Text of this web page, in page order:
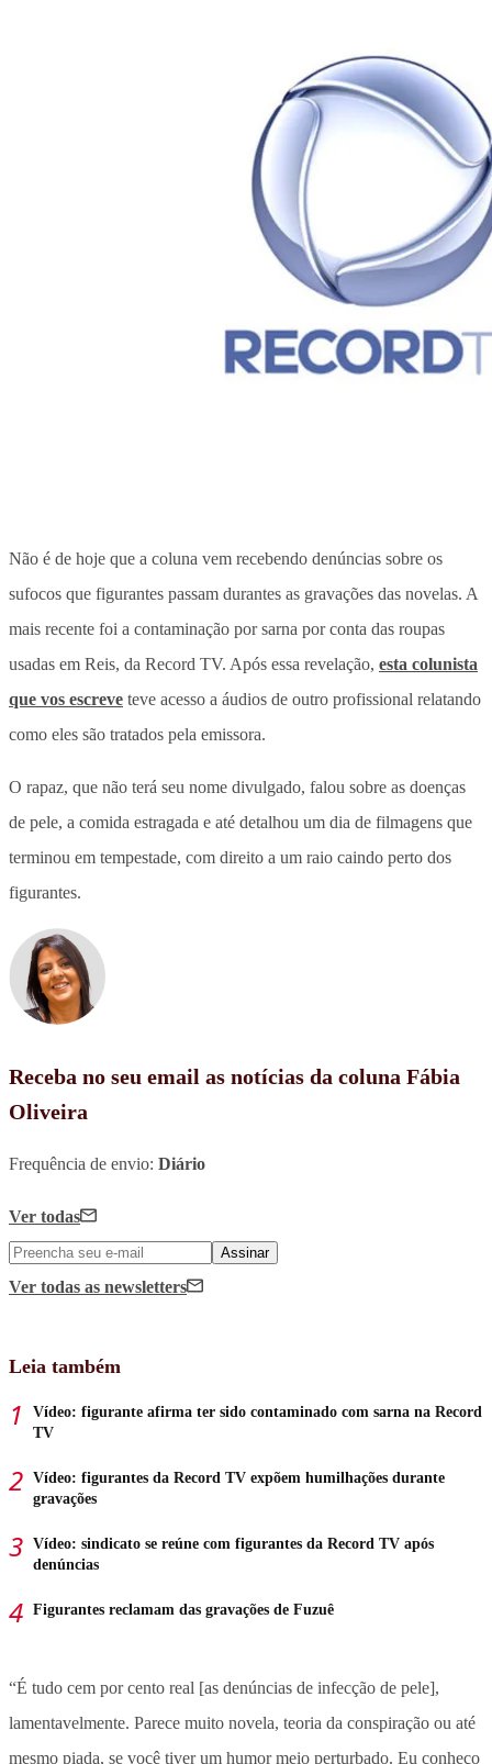
Não é de hoje que a coluna vem recebendo denúncias sobre os
sufocos que figurantes passam durantes as gravações das novelas. A
mais recente foi a contaminação por sarna por conta das roupas
usadas em Reis, da Record TV. Após essa revelação, esta colunista
que vos escreve teve acesso a áudios de outro profissional relatando
como eles são tratados pela emissora.
O rapaz, que não terá seu nome divulgado, falou sobre as doenças
de pele, a comida estragada e até detalhou um dia de filmagens que
terminou em tempestade, com direito a um raio caindo perto dos
figurantes.
Receba no seu email as notícias da coluna Fábia
Oliveira
Frequência de envio: Diário
Ver todas
Assinar
Ver todas as newsletters
Leia também
Vídeo: figurante afirma ter sido contaminado com sarna na Record
TV
Vídeo: figurantes da Record TV expõem humilhações durante
gravações
Vídeo: sindicato se reúne com figurantes da Record TV após
denúncias
Figurantes reclamam das gravações de Fuzuê
“É tudo cem por cento real [as denúncias de infecção de pele],
lamentavelmente. Parece muito novela, teoria da conspiração ou até
mesmo piada, se você tiver um humor meio perturbado. Eu conheço